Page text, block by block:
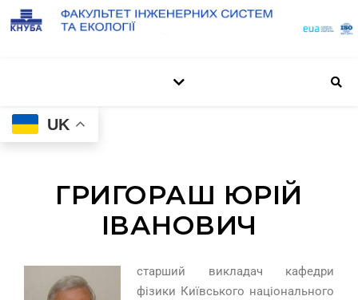
UK
ГРИГОРАШ ЮРІЙ
ІВАНОВИЧ
старший викладач кафедри
фізики Київського національного